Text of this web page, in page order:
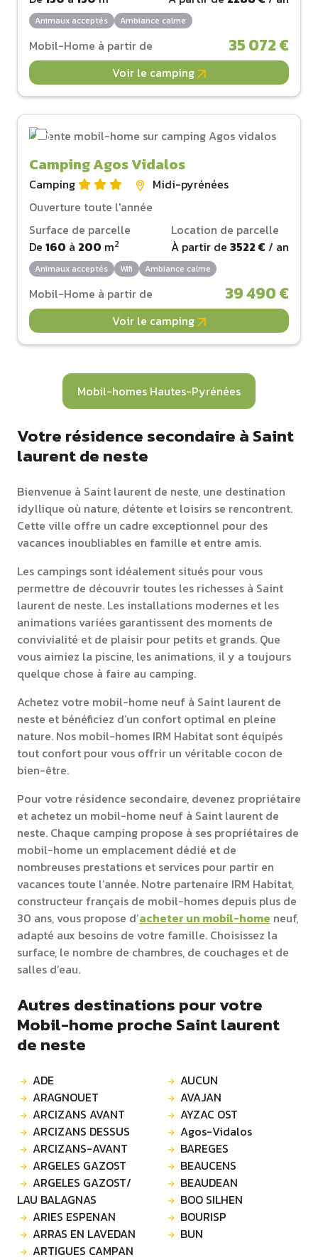
Animaux acceptés Ambiance calme
Mobil-Home à partir de 35 072 €
Voir le camping
Camping Agos Vidalos
Camping
Midi-pyrénées
Ouverture toute l'année
Surface de parcelle
De 160 à 200 m2
Location de parcelle
À partir de 3522 € / an
Animaux acceptés Wifi Ambiance calme
Mobil-Home à partir de 39 490 €
Voir le camping
Mobil-homes Hautes-Pyrénées
Votre résidence secondaire à Saint
laurent de neste
Bienvenue à Saint laurent de neste, une destination
idyllique où nature, détente et loisirs se rencontrent.
Cette ville offre un cadre exceptionnel pour des
vacances inoubliables en famille et entre amis.
Les campings sont idéalement situés pour vous
permettre de découvrir toutes les richesses à Saint
laurent de neste. Les installations modernes et les
animations variées garantissent des moments de
convivialité et de plaisir pour petits et grands. Que
vous aimiez la piscine, les animations, il y a toujours
quelque chose à faire au camping.
Achetez votre mobil-home neuf à Saint laurent de
neste et bénéficiez d’un confort optimal en pleine
nature. Nos mobil-homes IRM Habitat sont équipés
tout confort pour vous offrir un véritable cocon de
bien-être.
Pour votre résidence secondaire, devenez propriétaire
et achetez un mobil-home neuf à Saint laurent de
neste. Chaque camping propose à ses propriétaires de
mobil-home un emplacement dédié et de
nombreuses prestations et services pour partir en
vacances toute l’année. Notre partenaire IRM Habitat,
constructeur français de mobil-homes depuis plus de
30 ans, vous propose d’acheter un mobil-home neuf,
adapté aux besoins de votre famille. Choisissez la
surface, le nombre de chambres, de couchages et de
salles d’eau.
Autres destinations pour votre
Mobil-home proche Saint laurent
de neste
ADE
ARAGNOUET
ARCIZANS AVANT
ARCIZANS DESSUS
ARCIZANS-AVANT
ARGELES GAZOST
ARGELES GAZOST/
LAU BALAGNAS
ARIES ESPENAN
ARRAS EN LAVEDAN
ARTIGUES CAMPAN
AUCUN
AVAJAN
AYZAC OST
Agos-Vidalos
BAREGES
BEAUCENS
BEAUDEAN
BOO SILHEN
BOURISP
BUN